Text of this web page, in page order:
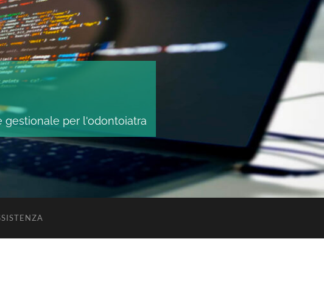
gestionale per l'odontoiatra